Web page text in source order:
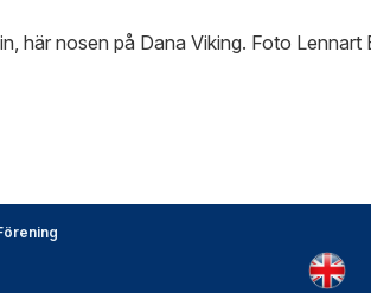
här nosen på Dana Viking. Foto Lennart